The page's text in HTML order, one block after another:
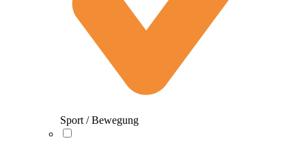
Sport / Bewegung